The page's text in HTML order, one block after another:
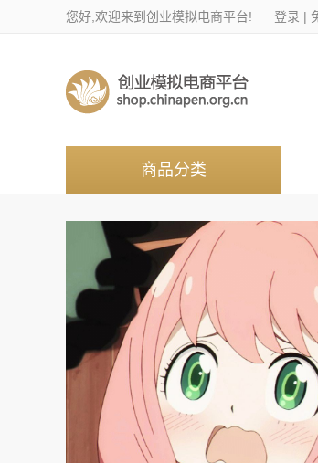
您好,欢迎来到创业模拟电商平台! 登录 |
商品分类